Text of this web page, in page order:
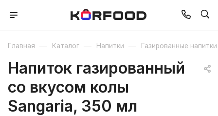
Главная — Каталог — Напитки — Газированные напитки
Напиток газированный
со вкусом колы
Sangaria, 350 мл